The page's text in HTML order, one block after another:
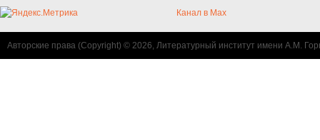
Канал в Max
Авторские права (Copyright) © 2026, Литературный институт имени А.М.